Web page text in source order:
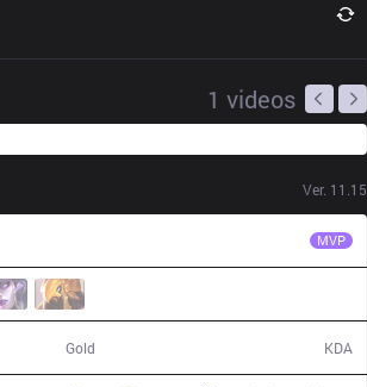
1 videos
Ver. 11.15
MVP
Gold KDA